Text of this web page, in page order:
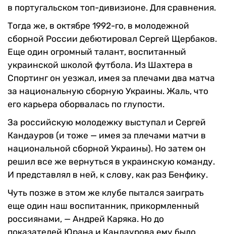
в португальском топ-дивизионе. Для сравнения.
Тогда же, в октябре 1992-го, в молодежной
сборной России дебютировал Сергей Щербаков.
Еще один огромный талант, воспитанный
украинской школой футбола. Из Шахтера в
Спортинг он уезжал, имея за плечами два матча
за национальную сборную Украины. Жаль, что
его карьера оборвалась по глупости.
За российскую молодежку выступал и Сергей
Кандауров (и тоже — имея за плечами матчи в
национальной сборной Украины). Но затем он
решил все же вернуться в украинскую команду.
И представлял в ней, к слову, как раз Бенфику.
Чуть позже в этом же клубе пытался заиграть
еще один наш воспитанник, прикормленный
россиянами, — Андрей Каряка. Но до
показателей Юрана и Кандаурова ему было